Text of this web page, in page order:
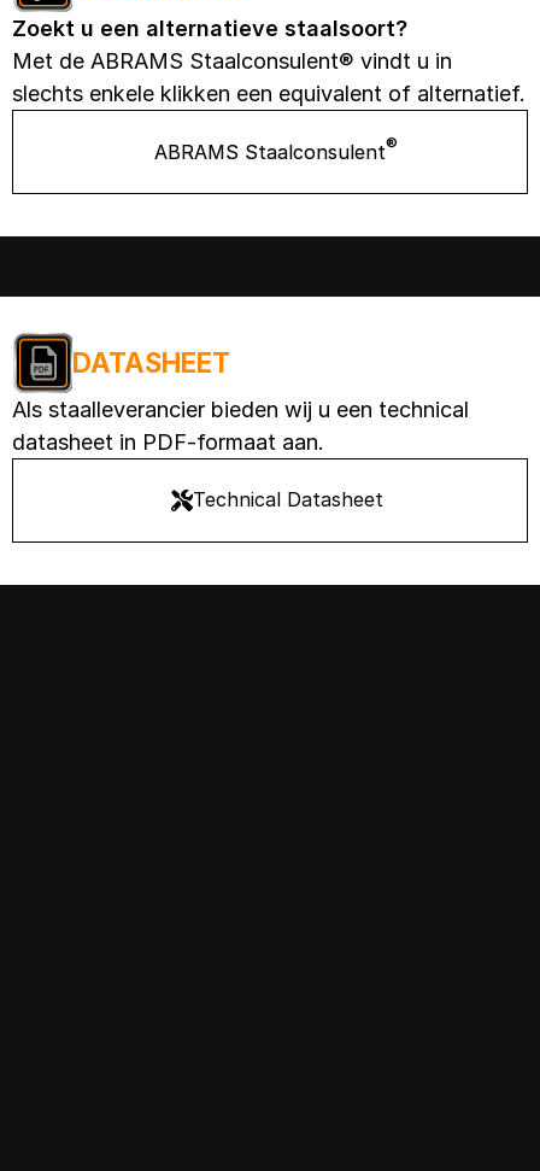
Zoekt u een alternatieve staalsoort?
Met de ABRAMS Staalconsulent® vindt u in
slechts enkele klikken een equivalent of alternatief.
ABRAMS Staalconsulent®
DATASHEET
Als staalleverancier bieden wij u een technical
datasheet in PDF-formaat aan.
Technical Datasheet